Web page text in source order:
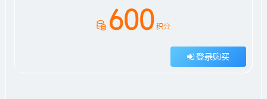
600 积分
登录购买